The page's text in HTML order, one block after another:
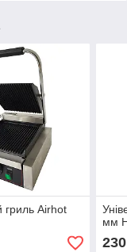
гриль Airhot
мм
230